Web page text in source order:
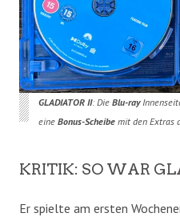
GLADIATOR II: Die Blu-ray
eine Bonus-Scheibemit den Extras
KRITIK: SO WAR
Er spielte am ersten